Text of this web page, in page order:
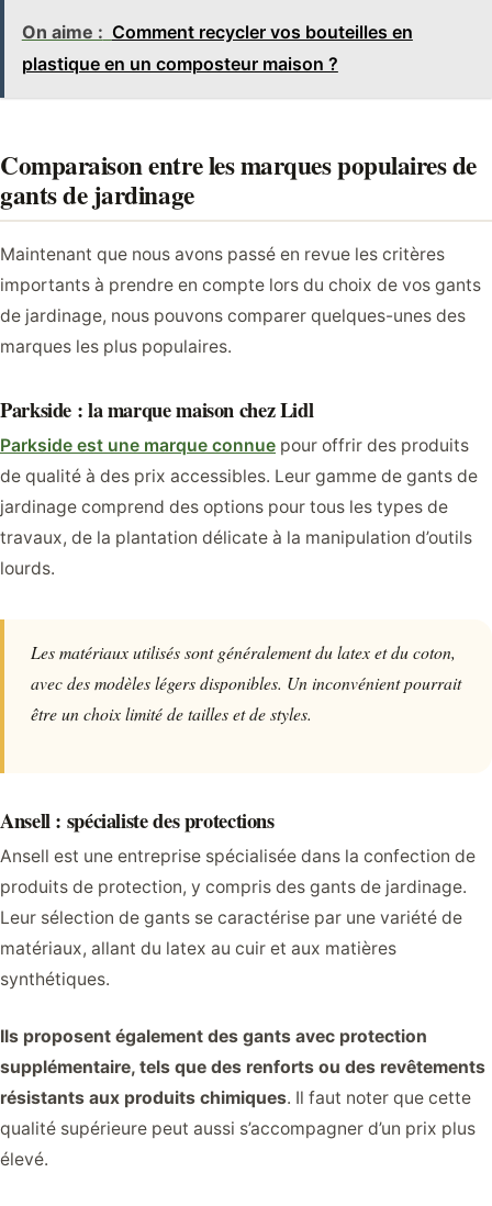
On aime : Comment recycler vos bouteilles en
plastique en un composteur maison ?
Comparaison entre les marques populaires de
gants de jardinage
Maintenant que nous avons passé en revue les critères
importants à prendre en compte lors du choix de vos gants
de jardinage, nous pouvons comparer quelques-unes des
marques les plus populaires.
Parkside : la marque maison chez Lidl
Parkside est une marque connue pour offrir des produits
de qualité à des prix accessibles. Leur gamme de gants de
jardinage comprend des options pour tous les types de
travaux, de la plantation délicate à la manipulation d’outils
lourds.
Les matériaux utilisés sont généralement du latex et du coton,
avec des modèles légers disponibles. Un inconvénient pourrait
être un choix limité de tailles et de styles.
Ansell : spécialiste des protections
Ansell est une entreprise spécialisée dans la confection de
produits de protection, y compris des gants de jardinage.
Leur sélection de gants se caractérise par une variété de
matériaux, allant du latex au cuir et aux matières
synthétiques.
Ils proposent également des gants avec protection
supplémentaire, tels que des renforts ou des revêtements
résistants aux produits chimiques. Il faut noter que cette
qualité supérieure peut aussi s’accompagner d’un prix plus
élevé.